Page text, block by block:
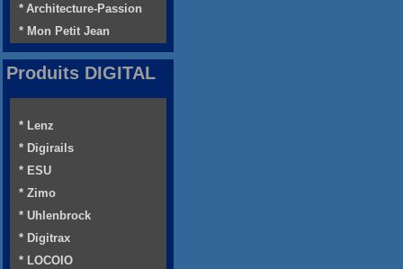
* Architecture-Passion
* Mon Petit Jean
Produits DIGITAL
* Lenz
* Digirails
* ESU
* Zimo
* Uhlenbrock
* Digitrax
* LOCOIO